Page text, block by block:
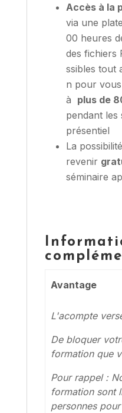
Accès à la
via une
00 heures
des fichiers
ssibles tout
n pour vous
à plus de
pendant les
présentiel
La
revenir
séminaire
Avantage
L'acompte
De bloquer
formation que
Pour rappel :
formation sont
personnes